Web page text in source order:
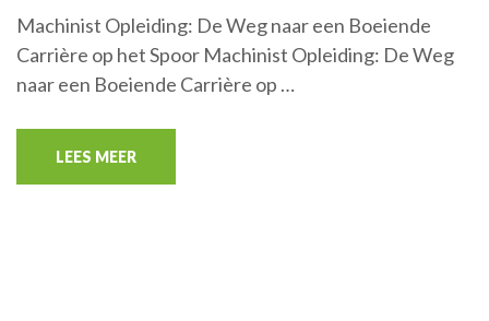
Machinist Opleiding: De Weg naar een Boeiende
Carrière op het Spoor Machinist Opleiding: De Weg
naar een Boeiende Carrière op …
LEES MEER